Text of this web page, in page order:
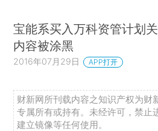
宝能系买入万科资管计划
内容被涂黑
2016年07月29日 APP打开
财新网所刊载内容之知识产权为财
专属所有或持有。未经许可，禁止
建立镜像等任何使用。